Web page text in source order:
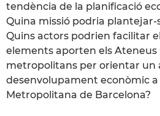
tendència de la planificació
Quina missió podria
Quins actors podrien facilitar
elements aporten els Ateneus
metropolitans per orientar un
desenvolupament econòmic a
Metropolitana de Barcelona?